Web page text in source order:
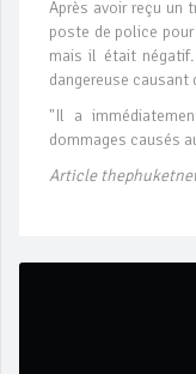
Après avoir reçu un
poste de police
mais il était
dangereuse causant
"Il a
dommages causés
Article